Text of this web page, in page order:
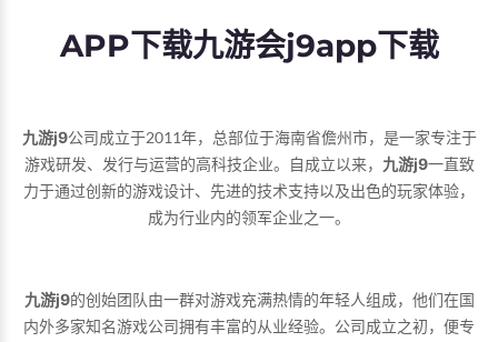
APP下载九游会j9app下载
九游j9公司成立于2011年，总部位于海南省儋州市，是一家专注于
游戏研发、发行与运营的高科技企业。自成立以来， 九游j9一直致
力于通过创新的游戏设计、先进的技术支持以及出色的玩家体验，
成为行业内的领军企业之一。
九游j9的创始团队由一群对游戏充满热情的年轻人组成，他们在国
内外多家知名游戏公司拥有丰富的从业经验。公司成立之初，便专